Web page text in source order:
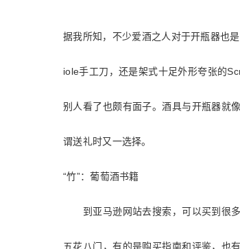
据我所知，不少爱酒之人对于开瓶器也
iole手工刀，还是架式十足外形夸张的
别人看了也颇有面子。酒具与开瓶器就
谓送礼时又一选择。
“竹”：葡萄酒书籍
到亚马逊网站去搜索，可以买到很多
五花八门，有的是购买指南和评鉴，也